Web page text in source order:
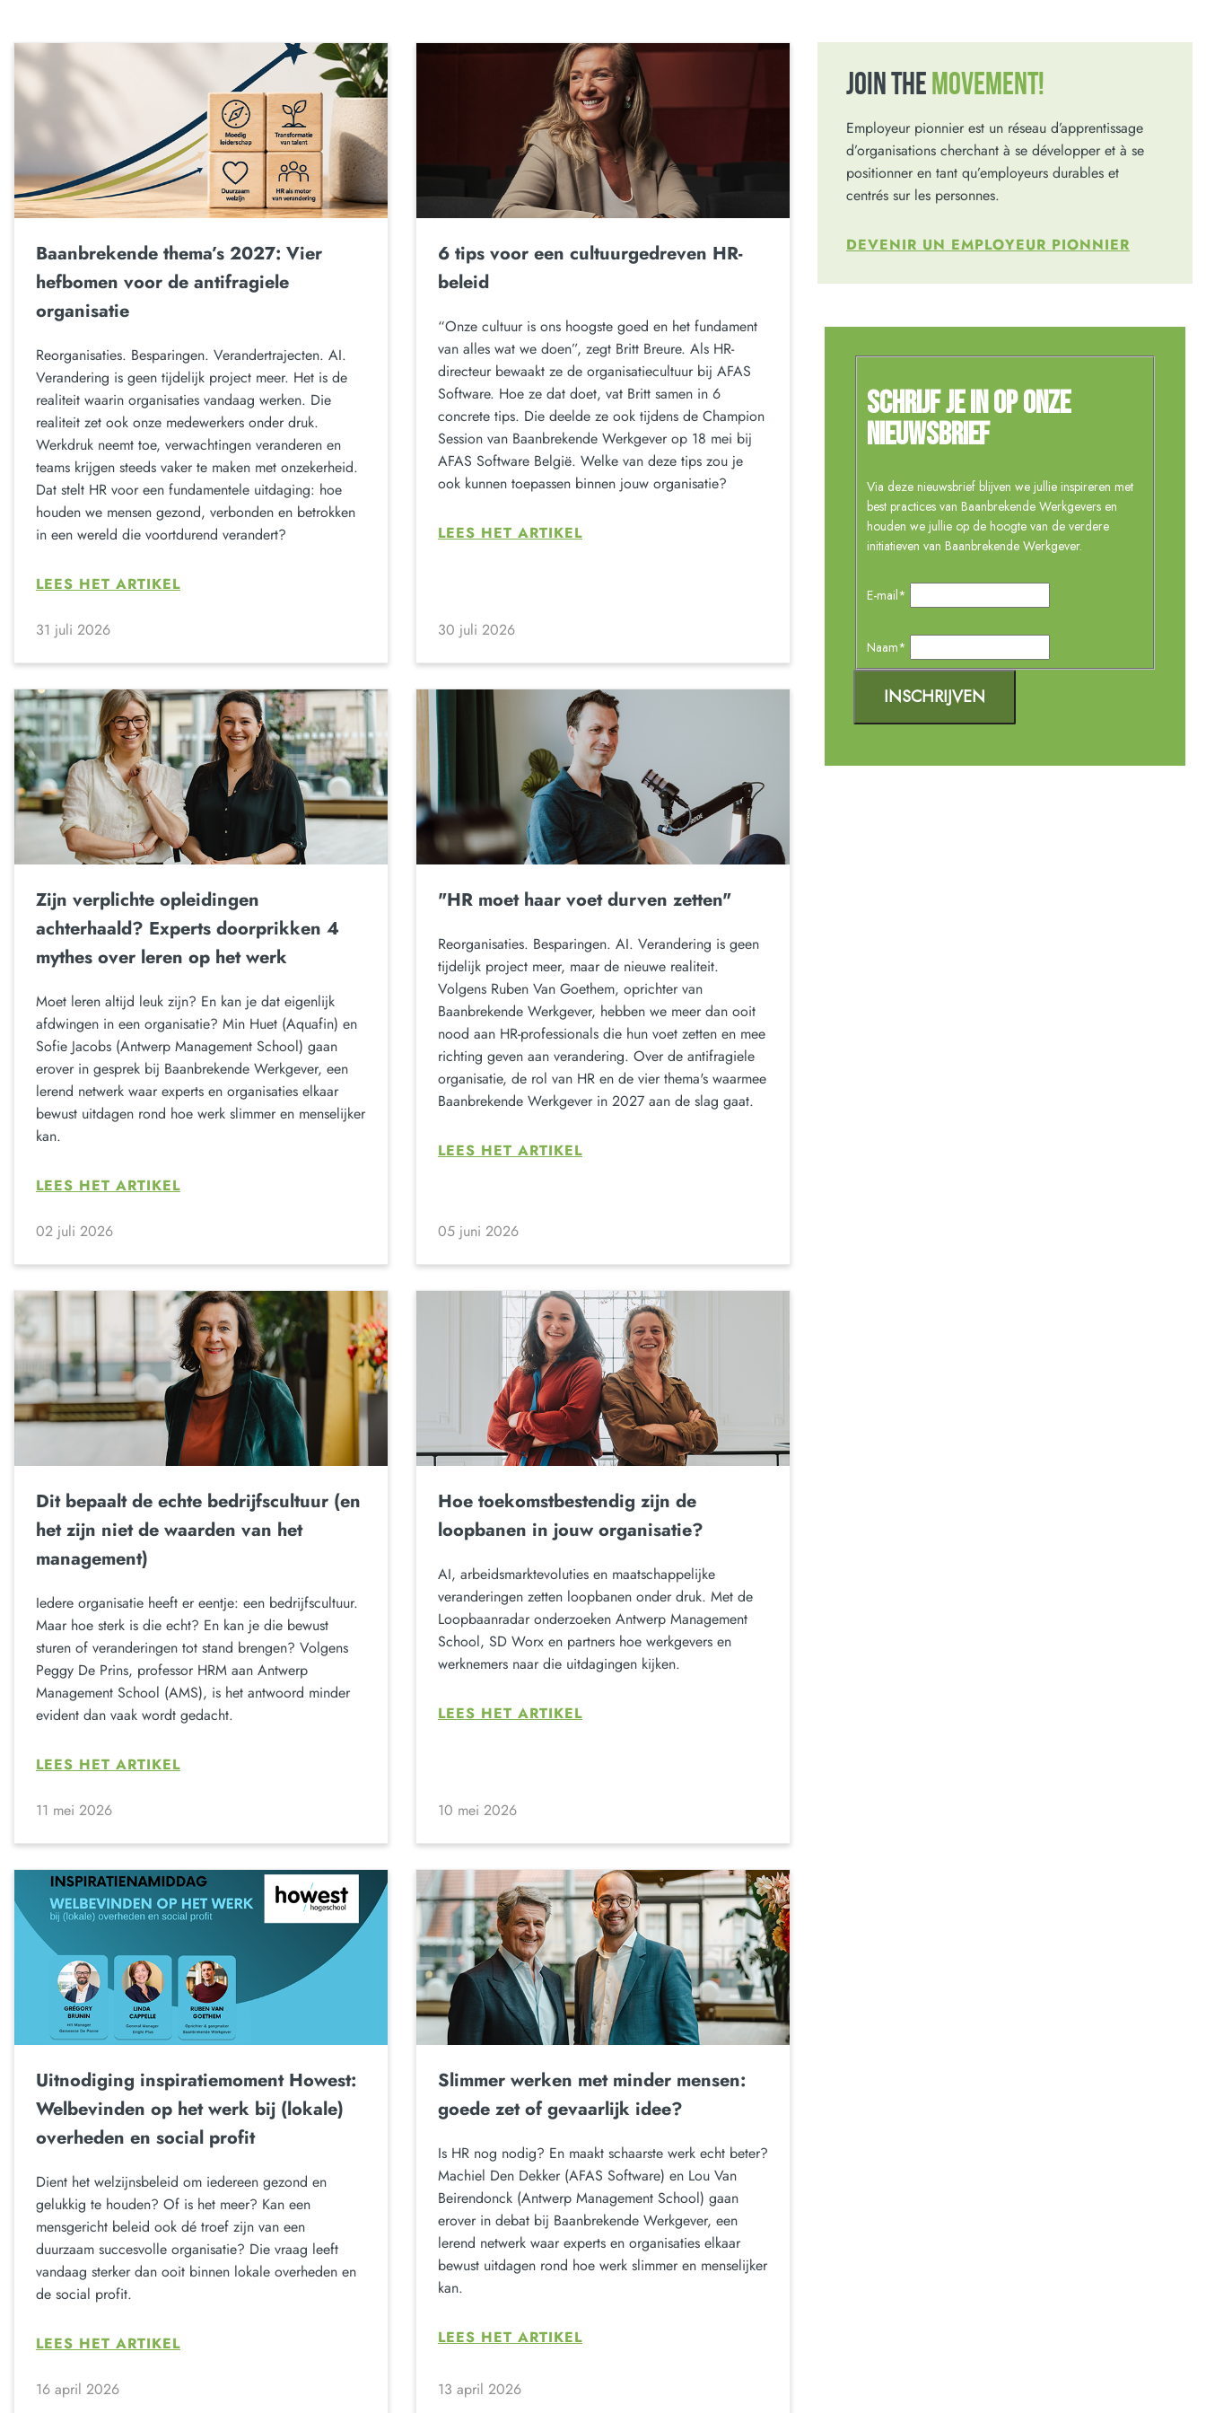
Baanbrekende thema’s 2027: Vier
hefbomen voor de antifragiele
organisatie
Reorganisaties. Besparingen. Verandertrajecten. AI.
Verandering is geen tijdelijk project meer. Het is de
realiteit waarin organisaties vandaag werken. Die
realiteit zet ook onze medewerkers onder druk.
Werkdruk neemt toe, verwachtingen veranderen en
teams krijgen steeds vaker te maken met onzekerheid.
Dat stelt HR voor een fundamentele uitdaging: hoe
houden we mensen gezond, verbonden en betrokken
in een wereld die voortdurend verandert?
LEES HET ARTIKEL
31 juli 2026
6 tips voor een cultuurgedreven HR-
beleid
“Onze cultuur is ons hoogste goed en het fundament
van alles wat we doen”, zegt Britt Breure. Als HR-
directeur bewaakt ze de organisatiecultuur bij AFAS
Software. Hoe ze dat doet, vat Britt samen in 6
concrete tips. Die deelde ze ook tijdens de Champion
Session van Baanbrekende Werkgever op 18 mei bij
AFAS Software België. Welke van deze tips zou je
ook kunnen toepassen binnen jouw organisatie?
LEES HET ARTIKEL
30 juli 2026
Zijn verplichte opleidingen
achterhaald? Experts doorprikken 4
mythes over leren op het werk
Moet leren altijd leuk zijn? En kan je dat eigenlijk
afdwingen in een organisatie? Min Huet (Aquafin) en
Sofie Jacobs (Antwerp Management School) gaan
erover in gesprek bij Baanbrekende Werkgever, een
lerend netwerk waar experts en organisaties elkaar
bewust uitdagen rond hoe werk slimmer en menselijker
kan.
LEES HET ARTIKEL
02 juli 2026
"HR moet haar voet durven zetten"
Reorganisaties. Besparingen. AI. Verandering is geen
tijdelijk project meer, maar de nieuwe realiteit.
Volgens Ruben Van Goethem, oprichter van
Baanbrekende Werkgever, hebben we meer dan ooit
nood aan HR-professionals die hun voet zetten en mee
richting geven aan verandering. Over de antifragiele
organisatie, de rol van HR en de vier thema's waarmee
Baanbrekende Werkgever in 2027 aan de slag gaat.
LEES HET ARTIKEL
05 juni 2026
Dit bepaalt de echte bedrijfscultuur (en
het zijn niet de waarden van het
management)
Iedere organisatie heeft er eentje: een bedrijfscultuur.
Maar hoe sterk is die echt? En kan je die bewust
sturen of veranderingen tot stand brengen? Volgens
Peggy De Prins, professor HRM aan Antwerp
Management School (AMS), is het antwoord minder
evident dan vaak wordt gedacht.
LEES HET ARTIKEL
11 mei 2026
Hoe toekomstbestendig zijn de
loopbanen in jouw organisatie?
AI, arbeidsmarktevoluties en maatschappelijke
veranderingen zetten loopbanen onder druk. Met de
Loopbaanradar onderzoeken Antwerp Management
School, SD Worx en partners hoe werkgevers en
werknemers naar die uitdagingen kijken.
LEES HET ARTIKEL
10 mei 2026
Uitnodiging inspiratiemoment Howest:
Welbevinden op het werk bij (lokale)
overheden en social profit
Dient het welzijnsbeleid om iedereen gezond en
gelukkig te houden? Of is het meer? Kan een
mensgericht beleid ook dé troef zijn van een
duurzaam succesvolle organisatie? Die vraag leeft
vandaag sterker dan ooit binnen lokale overheden en
de social profit.
LEES HET ARTIKEL
16 april 2026
Slimmer werken met minder mensen:
goede zet of gevaarlijk idee?
Is HR nog nodig? En maakt schaarste werk echt beter?
Machiel Den Dekker (AFAS Software) en Lou Van
Beirendonck (Antwerp Management School) gaan
erover in debat bij Baanbrekende Werkgever, een
lerend netwerk waar experts en organisaties elkaar
bewust uitdagen rond hoe werk slimmer en menselijker
kan.
LEES HET ARTIKEL
13 april 2026
JOIN THE MOVEMENT!
Employeur pionnier est un réseau d’apprentissage
d’organisations cherchant à se développer et à se
positionner en tant qu’employeurs durables et
centrés sur les personnes.
DEVENIR UN EMPLOYEUR PIONNIER